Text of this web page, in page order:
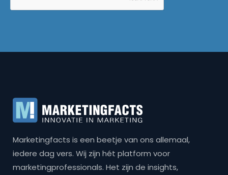
Marketingfacts is een beetje van ons allemaal,
iedere dag vers. Wij zijn hét platform voor
marketingprofessionals. Het zijn de insights,